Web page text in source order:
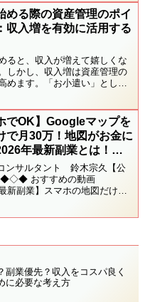
ーン中）【今回の参考書籍
...
める際の資産管理のポイ
収入増を有効に活用する
ると、収入が増えて嬉しくな
しかし、収入増は資産管理の
めます。「お小遣い」として
ムーズになり、無駄遣いも防
た、税金対策と...
でOK】Googleマップを
で月30万！地図がお金に
年最新副業とは！ス
で副収入を得られる初心
副業を徹底解説【おすす
【在宅ワーク】
ンサルタント 鈴木宗久【公
◆◇◆ おすすめの動画
副業】スマホの地図だけで
副業優先？収入をコスパ良く
に必要な考え方